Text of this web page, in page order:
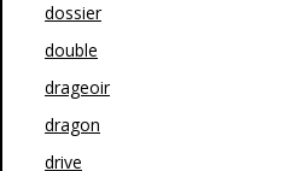
dossier
double
drageoir
dragon
drive